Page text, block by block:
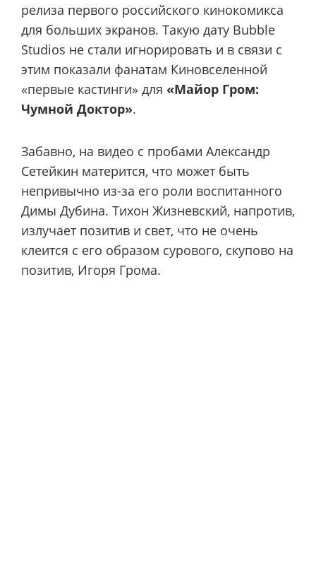
релиза первого российского кинокомикса
для больших экранов. Такую дату Bubble
Studios не стали игнорировать и в связи с
этим показали фанатам Киновселенной
«первые кастинги» для «Майор Гром:
Чумной Доктор».
Забавно, на видео с пробами Александр
Сетейкин матерится, что может быть
непривычно из-за его роли воспитанного
Димы Дубина. Тихон Жизневский, напротив,
излучает позитив и свет, что не очень
клеится с его образом сурового, скупово на
позитив, Игоря Грома.